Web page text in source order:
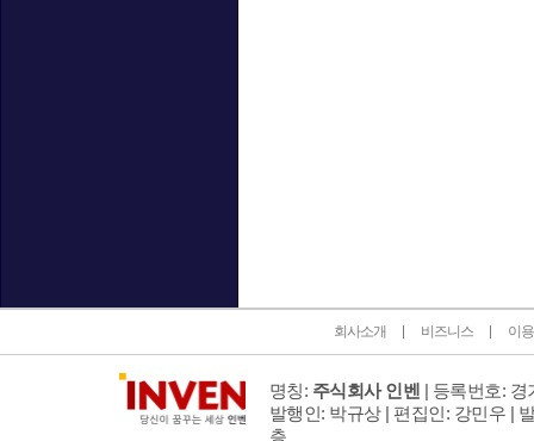
회사소개 비즈니스 이
명칭: 주식회사 인벤 | 등록번호: 경
발행인: 박규상 | 편집인: 강민우 |
층